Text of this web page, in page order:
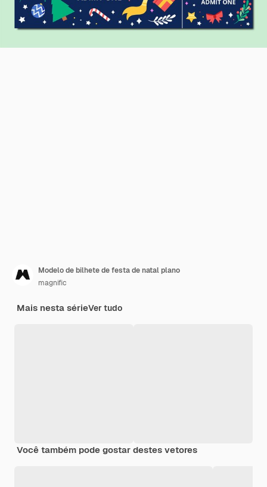
Modelo de bilhete de festa de natal plano
magnific
Mais nesta sérieVer tudo
Você também pode gostar destes vetores